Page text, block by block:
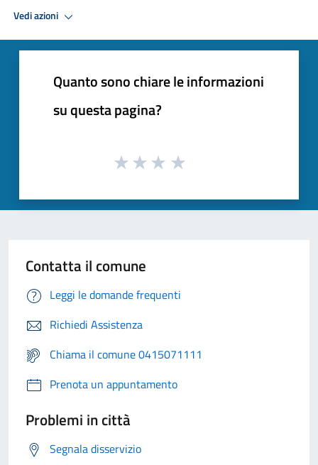
Vedi azioni
Quanto sono chiare le informazioni
su questa pagina?
Contatta il comune
Leggi le domande frequenti
Richiedi Assistenza
Chiama il comune 0415071111
Prenota un appuntamento
Problemi in città
Segnala disservizio